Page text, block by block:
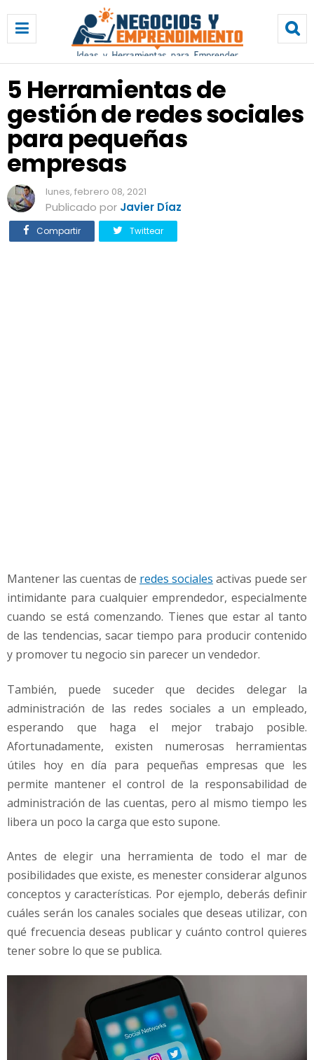
H
e
r
a
m
i
e
n
t
s
d
e
g
p
a
r
a
e
u
e
s
e
m
p
a
s
5 Herramientas de
gestión de redes sociales
para pequeñas
empresas
lunes, febrero 08, 2021
Publicado por Javier Díaz
Compartir Twittear
Mantener las cuentas de redes sociales activas puede ser
intimidante para cualquier emprendedor, especialmente
cuando se está comenzando. Tienes que estar al tanto
de las tendencias, sacar tiempo para producir contenido
y promover tu negocio sin parecer un vendedor.
También, puede suceder que decides delegar la
administración de las redes sociales a un empleado,
esperando que haga el mejor trabajo posible.
Afortunadamente, existen numerosas herramientas
útiles hoy en día para pequeñas empresas que les
permite mantener el control de la responsabilidad de
administración de las cuentas, pero al mismo tiempo les
libera un poco la carga que esto supone.
Antes de elegir una herramienta de todo el mar de
posibilidades que existe, es menester considerar algunos
conceptos y características. Por ejemplo, deberás definir
cuáles serán los canales sociales que deseas utilizar, con
qué frecuencia deseas publicar y cuánto control quieres
tener sobre lo que se publica.